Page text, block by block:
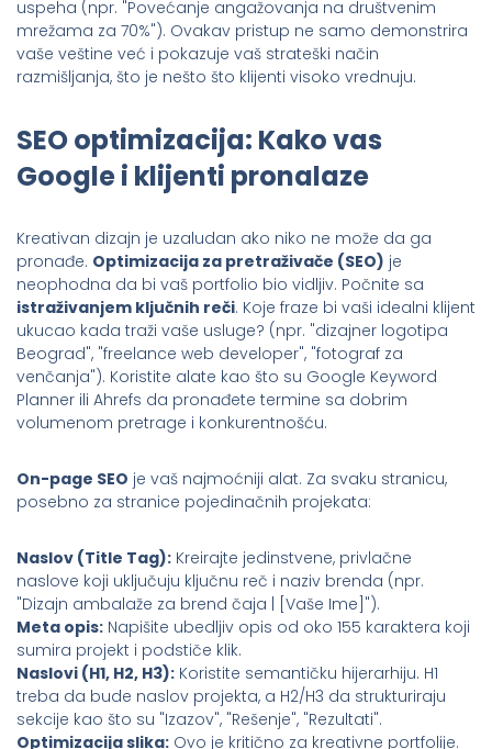
uspeha (npr. "Povećanje angažovanja na društvenim
mrežama za 70%"). Ovakav pristup ne samo demonstrira
vaše veštine već i pokazuje vaš strateški način
razmišljanja, što je nešto što klijenti visoko vrednuju.
SEO optimizacija: Kako vas
Google i klijenti pronalaze
Kreativan dizajn je uzaludan ako niko ne može da ga
pronađe. Optimizacija za pretraživače (SEO) je
neophodna da bi vaš portfolio bio vidljiv. Počnite sa
istraživanjem ključnih reči. Koje fraze bi vaši idealni klijent
ukucao kada traži vaše usluge? (npr. "dizajner logotipa
Beograd", "freelance web developer", "fotograf za
venčanja"). Koristite alate kao što su Google Keyword
Planner ili Ahrefs da pronađete termine sa dobrim
volumenom pretrage i konkurentnošću.
On-page SEO je vaš najmoćniji alat. Za svaku stranicu,
posebno za stranice pojedinačnih projekata:
Naslov (Title Tag): Kreirajte jedinstvene, privlačne
naslove koji uključuju ključnu reč i naziv brenda (npr.
"Dizajn ambalaže za brend čaja | [Vaše Ime]").
Meta opis: Napišite ubedljiv opis od oko 155 karaktera koji
sumira projekt i podstiče klik.
Naslovi (H1, H2, H3): Koristite semantičku hijerarhiju. H1
treba da bude naslov projekta, a H2/H3 da strukturiraju
sekcije kao što su "Izazov", "Rešenje", "Rezultati".
Optimizacija slika: Ovo je kritično za kreativne portfolije.